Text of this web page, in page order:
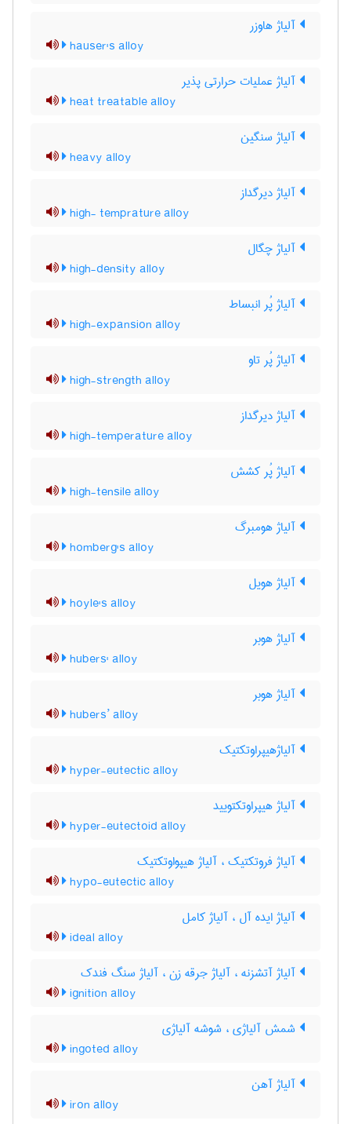
آلیاژ هاوزر
hauser's alloy
آلیاژ عملیات حرارتی پذیر
heat treatable alloy
آلیاژ سنگین
heavy alloy
آلیاژ دیرگداز
high- temprature alloy
آلیاژ چگال
high-density alloy
آلیاژ پُر انبساط
high-expansion alloy
آلیاژ پُر تاو
high-strength alloy
آلیاژ دیرگداز
high-temperature alloy
آلیاژ پُر کشش
high-tensile alloy
آلیاژ هومبرگ
homberg's alloy
آلیاژ هویل
hoyle's alloy
آلیاژ هوبر
hubers' alloy
آلیاژ هوبر
hubers’ alloy
آلیاژهیپراوتکتیک
hyper-eutectic alloy
آلیاژ هیپراوتکتویید
hyper-eutectoid alloy
آلیاژ فروتکتیک ، آلیاژ هیپواوتکتیک
hypo-eutectic alloy
آلیاژ ایده آل ، آلیاژ کامل
ideal alloy
آلیاژ آتشزنه ، آلیاژ جرقه زن ، آلیاژ سنگ فندک
ignition alloy
شمش آلیاژی ، شوشه آلیاژی
ingoted alloy
آلیاژ آهن
iron alloy